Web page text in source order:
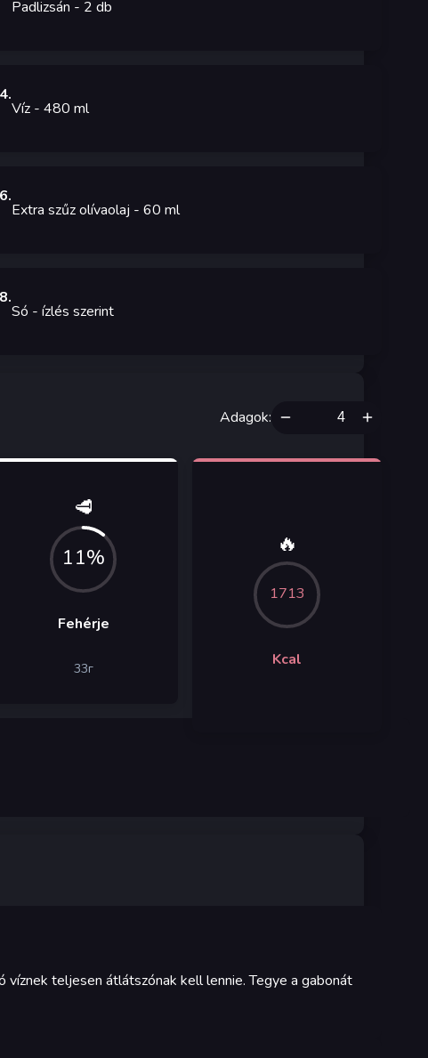
Padlizsán - 2 db
4.
Víz - 480 ml
6.
Extra szűz olívaolaj - 60 ml
8.
Só - ízlés szerint
Adagok:
🥩
11%
Fehérje
33г
🔥
1713
Kcal
teljesen átlátszónak kell lennie. Tegye a gabonát